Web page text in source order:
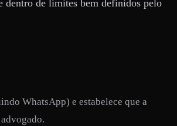
dentro de limites bem definidos pelo
WhatsApp) e estabelece que a